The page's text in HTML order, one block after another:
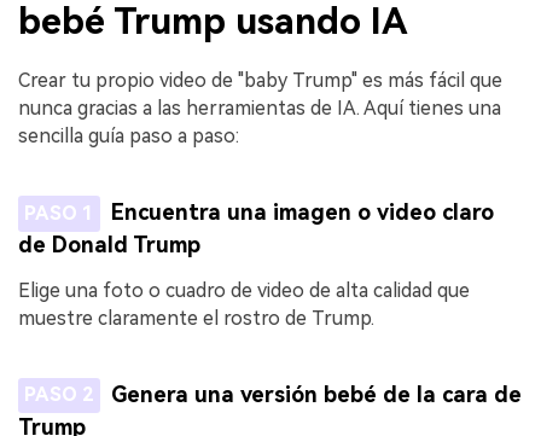
bebé Trump usando IA
Crear tu propio video de "baby Trump" es más fácil que
nunca gracias a las herramientas de IA. Aquí tienes una
sencilla guía paso a paso:
PASO 1
Encuentra una imagen o video claro
de Donald Trump
Elige una foto o cuadro de video de alta calidad que
muestre claramente el rostro de Trump.
PASO 2
Genera una versión bebé de la cara de
Trump